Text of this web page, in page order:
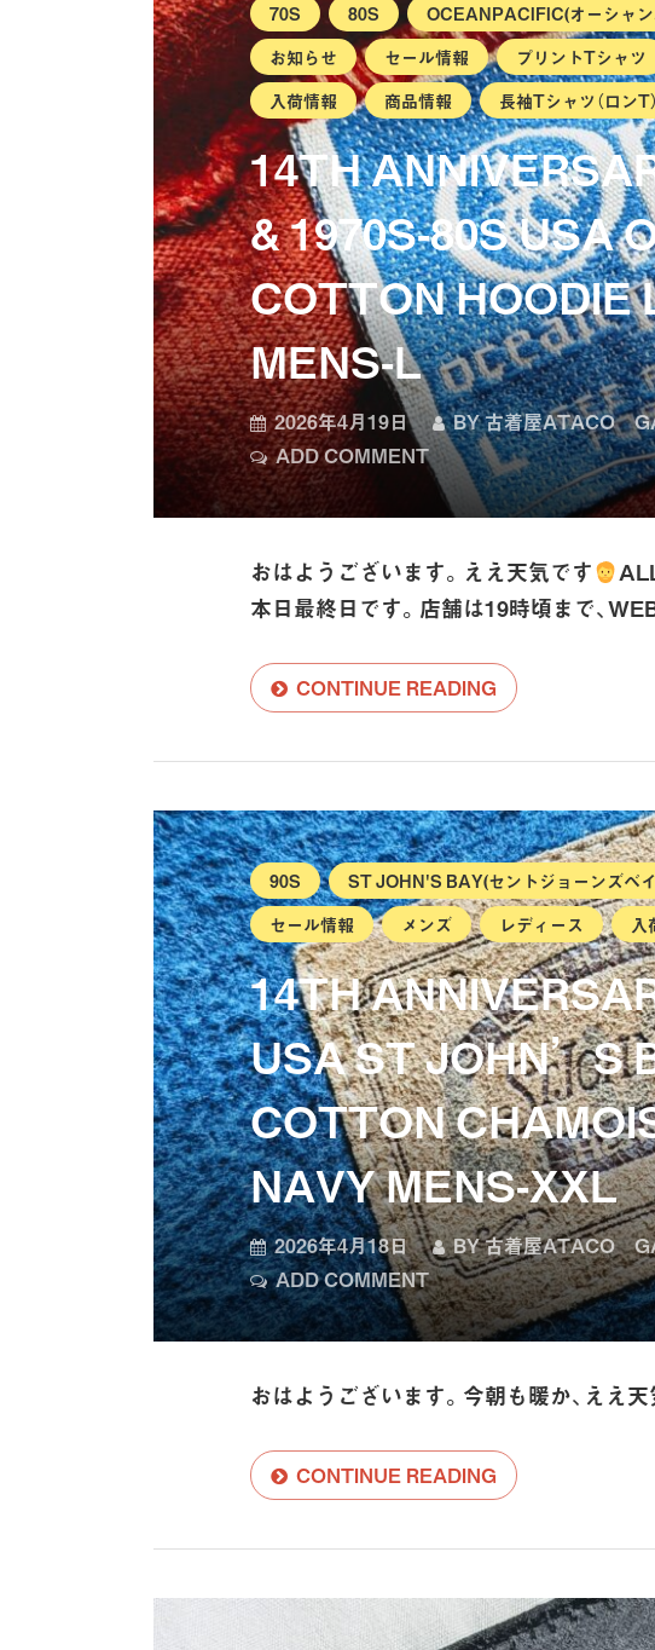
70S 80S OCEANPACIFIC(オーシャ
お知らせ
セール情報 プリントTシャツ
入荷情報
商品情報 長袖Tシャツ（ロンT）
14TH
& 1970S-80S USA
COTTON HOODIE
MENS-L
2026年4月19日 BY古着屋ATACO
ADD COMMENT
おはようございます。ええ天気です
本日最終日です。店舗は19時頃まで、
CONTINUE READING
90S ST JOHN'S BAY(セントジョーンズベ
セール情報
メンズ レディース 入
14TH
USA ST JOHN’S
COTTON
NAVY MENS-XXL
2026年4月18日 BY古着屋ATACO
ADD COMMENT
おはようございます。今朝も暖か、ええ
CONTINUE READING